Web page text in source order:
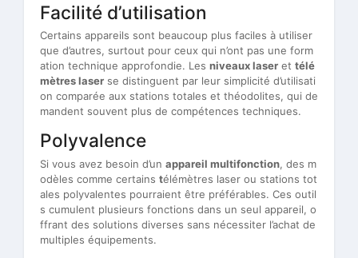
Facilité d’utilisation
Certains appareils sont beaucoup plus faciles à utiliser
que d’autres, surtout pour ceux qui n’ont pas une form
ation technique approfondie. Les niveaux laser et télé
mètres laser se distinguent par leur simplicité d’utilisati
on comparée aux stations totales et théodolites, qui de
mandent souvent plus de compétences techniques.
Polyvalence
Si vous avez besoin d’un appareil multifonction, des m
odèles comme certains télémètres laser ou stations tot
ales polyvalentes pourraient être préférables. Ces outil
s cumulent plusieurs fonctions dans un seul appareil, o
ffrant des solutions diverses sans nécessiter l’achat de
multiples équipements.